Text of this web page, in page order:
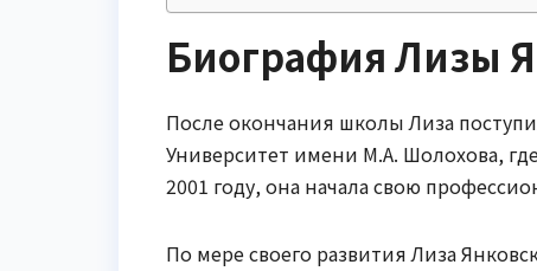
Биография Лизы
После окончания школы Лиза
Университет имени М.А. Шолохова,
2001 году, она начала свою
По мере своего развития Лиза